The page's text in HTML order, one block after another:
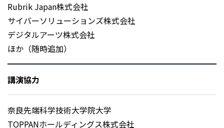
Rubrik Japan株式会社
サイバーソリューションズ株式会社
デジタルアーツ株式会社
ほか（随時追加）
講演協力
奈良先端科学技術大学院大学
TOPPANホールディングス株式会社